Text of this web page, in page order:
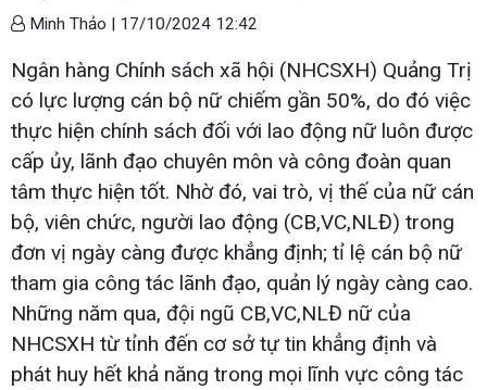
Minh Thảo | 17/10/2024 12:42
Ngân hàng Chính sách xã hội (NHCSXH) Quảng Trị
có lực lượng cán bộ nữ chiếm gần 50%, do đó việc
thực hiện chính sách đối với lao động nữ luôn được
cấp ủy, lãnh đạo chuyên môn và công đoàn quan
tâm thực hiện tốt. Nhờ đó, vai trò, vị thế của nữ cán
bộ, viên chức, người lao động (CB,VC,NLĐ) trong
đơn vị ngày càng được khẳng định; tỉ lệ cán bộ nữ
tham gia công tác lãnh đạo, quản lý ngày càng cao.
Những năm qua, đội ngũ CB,VC,NLĐ nữ của
NHCSXH từ tỉnh đến cơ sở tự tin khẳng định và
phát huy hết khả năng trong mọi lĩnh vực công tác